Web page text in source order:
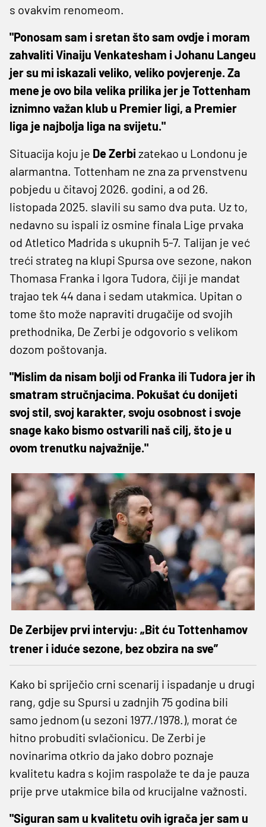
s ovakvim renomeom.
"Ponosam sam i sretan što sam ovdje i moram
zahvaliti Vinaiju Venkatesham i Johanu Langeu
jer su mi iskazali veliko, veliko povjerenje. Za
mene je ovo bila velika prilika jer je Tottenham
iznimno važan klub u Premier ligi, a Premier
liga je najbolja liga na svijetu."
Situacija koju je De Zerbi zatekao u Londonu je
alarmantna. Tottenham ne zna za prvenstvenu
pobjedu u čitavoj 2026. godini, a od 26.
listopada 2025. slavili su samo dva puta. Uz to,
nedavno su ispali iz osmine finala Lige prvaka
od Atletico Madrida s ukupnih 5-7. Talijan je već
treći strateg na klupi Spursa ove sezone, nakon
Thomasa Franka i Igora Tudora, čiji je mandat
trajao tek 44 dana i sedam utakmica. Upitan o
tome što može napraviti drugačije od svojih
prethodnika, De Zerbi je odgovorio s velikom
dozom poštovanja.
"Mislim da nisam bolji od Franka ili Tudora jer ih
smatram stručnjacima. Pokušat ću donijeti
svoj stil, svoj karakter, svoju osobnost i svoje
snage kako bismo ostvarili naš cilj, što je u
ovom trenutku najvažnije."
De Zerbijev prvi intervju: „Bit ću Tottenhamov
trener i iduće sezone, bez obzira na sve”
Kako bi spriječio crni scenarij i ispadanje u drugi
rang, gdje su Spursi u zadnjih 75 godina bili
samo jednom (u sezoni 1977./1978.), morat će
hitno probuditi svlačionicu. De Zerbi je
novinarima otkrio da jako dobro poznaje
kvalitetu kadra s kojim raspolaže te da je pauza
prije prve utakmice bila od krucijalne važnosti.
"Siguran sam u kvalitetu ovih igrača jer sam u